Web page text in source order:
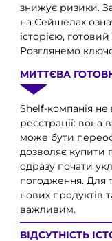
знижує ризики.
на Сейшелах
історією,
Розглянемо
МИТТЄВА
Shelf-компанія
реєстрації: вона
може бути
дозволяє купити
одразу почати
погодження. Для
нових продуктів
важливим.
ВІДСУТНІСТЬ